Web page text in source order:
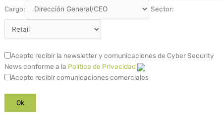
Cargo: Sector:
Acepto recibir la newsletter y comunicaciones de Cyber Security
News conforme a la Política de Privacidad
Acepto recibir comunicaciones comerciales